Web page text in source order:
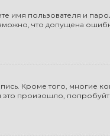
имя пользователя и
что допущена
Кроме того, многие
произошло, попробуйте